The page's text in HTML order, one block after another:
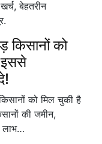
बेहतरीन
को
इससे
को मिल चुकी है
की जमीन,
लाभ…